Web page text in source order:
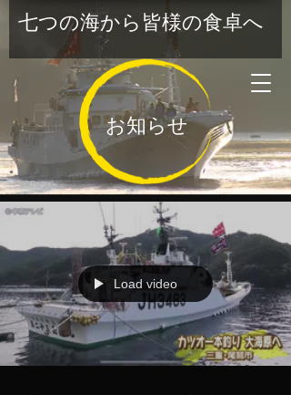
七つの海から皆様の食卓へ
お知らせ
Load video